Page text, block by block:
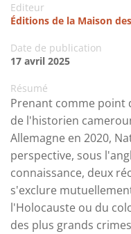
Editeur
Éditions de la Maison
Date de publication
17 avril 2025
Résumé
Prenant comme point
de l'historien
Allemagne en 2020,
perspective, sous
connaissance, deux
s'exclure
l'Holocauste ou du
des plus grands